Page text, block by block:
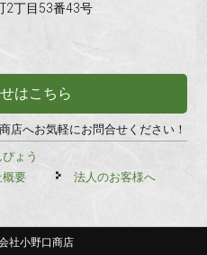
2丁目53番43号
はこちら
店へお気軽にお問合せください！
ょう
概要
法人のお客様へ
社小野口商店